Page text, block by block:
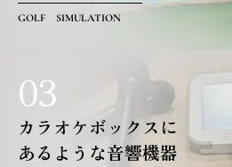
GOLF SIMULATION
03
カラオケボックスに
あるような音響機器